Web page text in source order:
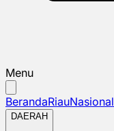
Menu
BerandaRiauNasional
DAERAH